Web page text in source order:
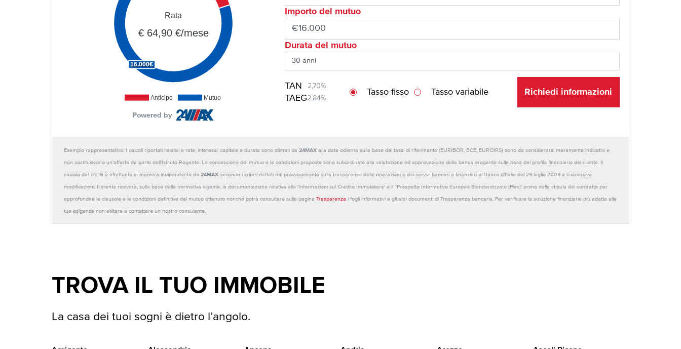
Anticipo Mutuo
16.000€
Rata
€ 64,90 €/mese
Powered by
Importo del mutuo
Durata del mutuo
TAN 2,70%
TAEG2,84%
Tasso fisso Tasso variabile Richiedi informazioni
Esempio rappresentativo: I calcoli riportati relativi a rate, interessi, capitale e durata sono stimati da 24MAXalla data odierna sulla base dei tassi di riferimento (EURIBOR, BCE, EUROIRS) sono da considerarsi meramente indicativi e
non costituiscono un'offerta da parte dell'Istituto Rogante. La concessione del mutuo e le condizioni proposte sono subordinate alla valutazione ed approvazione della banca erogante sulla base del profilo finanziario del cliente. Il
calcolo del TAEG è effettuato in maniera indipendente da 24MAXsecondo i criteri dettati dal provvedimento sulla trasparenza delle operazioni e dei servizi bancari e finanziari di Banca d'Italia del 29 luglio 2009 e successive
modificazioni. Il cliente riceverà, sulla base della normativa vigente, la documentazione relativa alle 'Informazioni sul Credito Immobiliare' e il “Prospetto Informativo Europeo Standardizzato (Pies)' prima della stipula del contratto per
approfondire le clausole e le condizioni definitive del mutuo ottenuto nonché potrà consultare sulla pagina Trasparenza i fogli informativi e gli altri documenti di Trasparenza bancaria. Per verificare la soluzione finanziaria più adatta alle
tue esigenze non esitare a contattare un nostro consulente.
TROVA IL TUO IMMOBILE
La casa dei tuoi sogni è dietro l’angolo.